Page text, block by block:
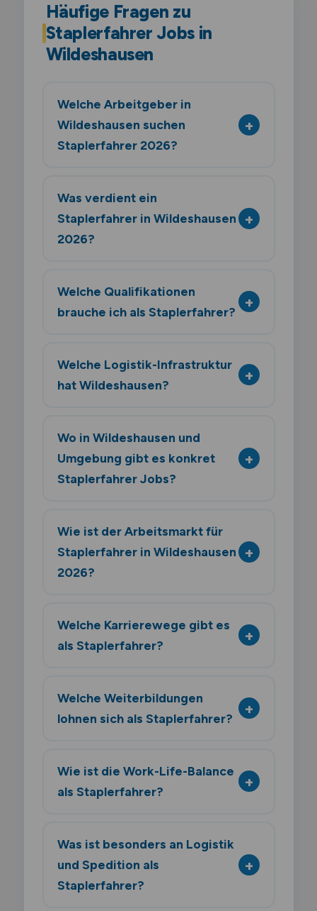
Häufige Fragen zu
Staplerfahrer Jobs in
Wildeshausen
Welche Arbeitgeber in
Wildeshausen suchen
Staplerfahrer 2026?
Was verdient ein
Staplerfahrer in Wildeshausen
2026?
Welche Qualifikationen
brauche ich als Staplerfahrer?
Welche Logistik-Infrastruktur
hat Wildeshausen?
Wo in Wildeshausen und
Umgebung gibt es konkret
Staplerfahrer Jobs?
Wie ist der Arbeitsmarkt für
Staplerfahrer in Wildeshausen
2026?
Welche Karrierewege gibt es
als Staplerfahrer?
Welche Weiterbildungen
lohnen sich als Staplerfahrer?
Wie ist die Work-Life-Balance
als Staplerfahrer?
Was ist besonders an Logistik
und Spedition als
Staplerfahrer?